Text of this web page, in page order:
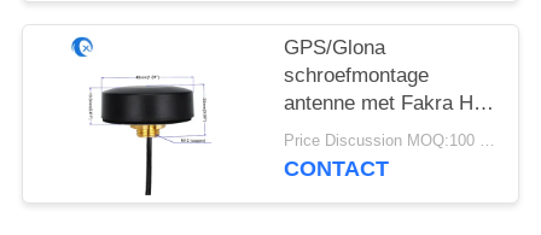
GPS/Glona
schroefmontage
antenne met Fakra H
en RG174 met IP68
waterdicht
Price Discussion MOQ:100 stuks
CONTACT